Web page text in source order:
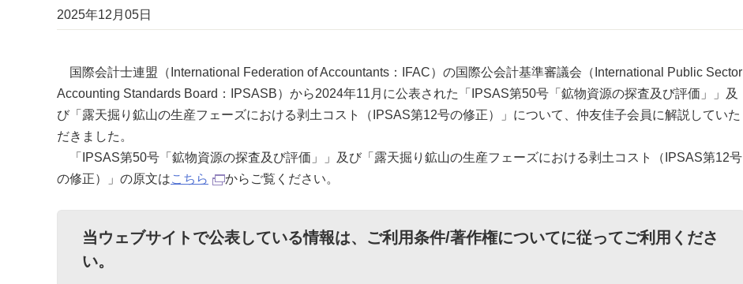
2025年12月05日
国際会計士連盟（International Federation of Accountants：IFAC）の国際公会計基準審議会（International Public Sector
Accounting Standards Board：IPSASB）から2024年11月に公表された「IPSAS第50号「鉱物資源の探査及び評価」」及
び「露天掘り鉱山の生産フェーズにおける剥土コスト（IPSAS第12号の修正）」について、仲友佳子会員に解説していた
だきました。
「IPSAS第50号「鉱物資源の探査及び評価」」及び「露天掘り鉱山の生産フェーズにおける剥土コスト（IPSAS第12号
の修正）」の原文はこちら からご覧ください。
当ウェブサイトで公表している情報は、 ご利用条件/著作権についてに従ってご利用くださ
い。